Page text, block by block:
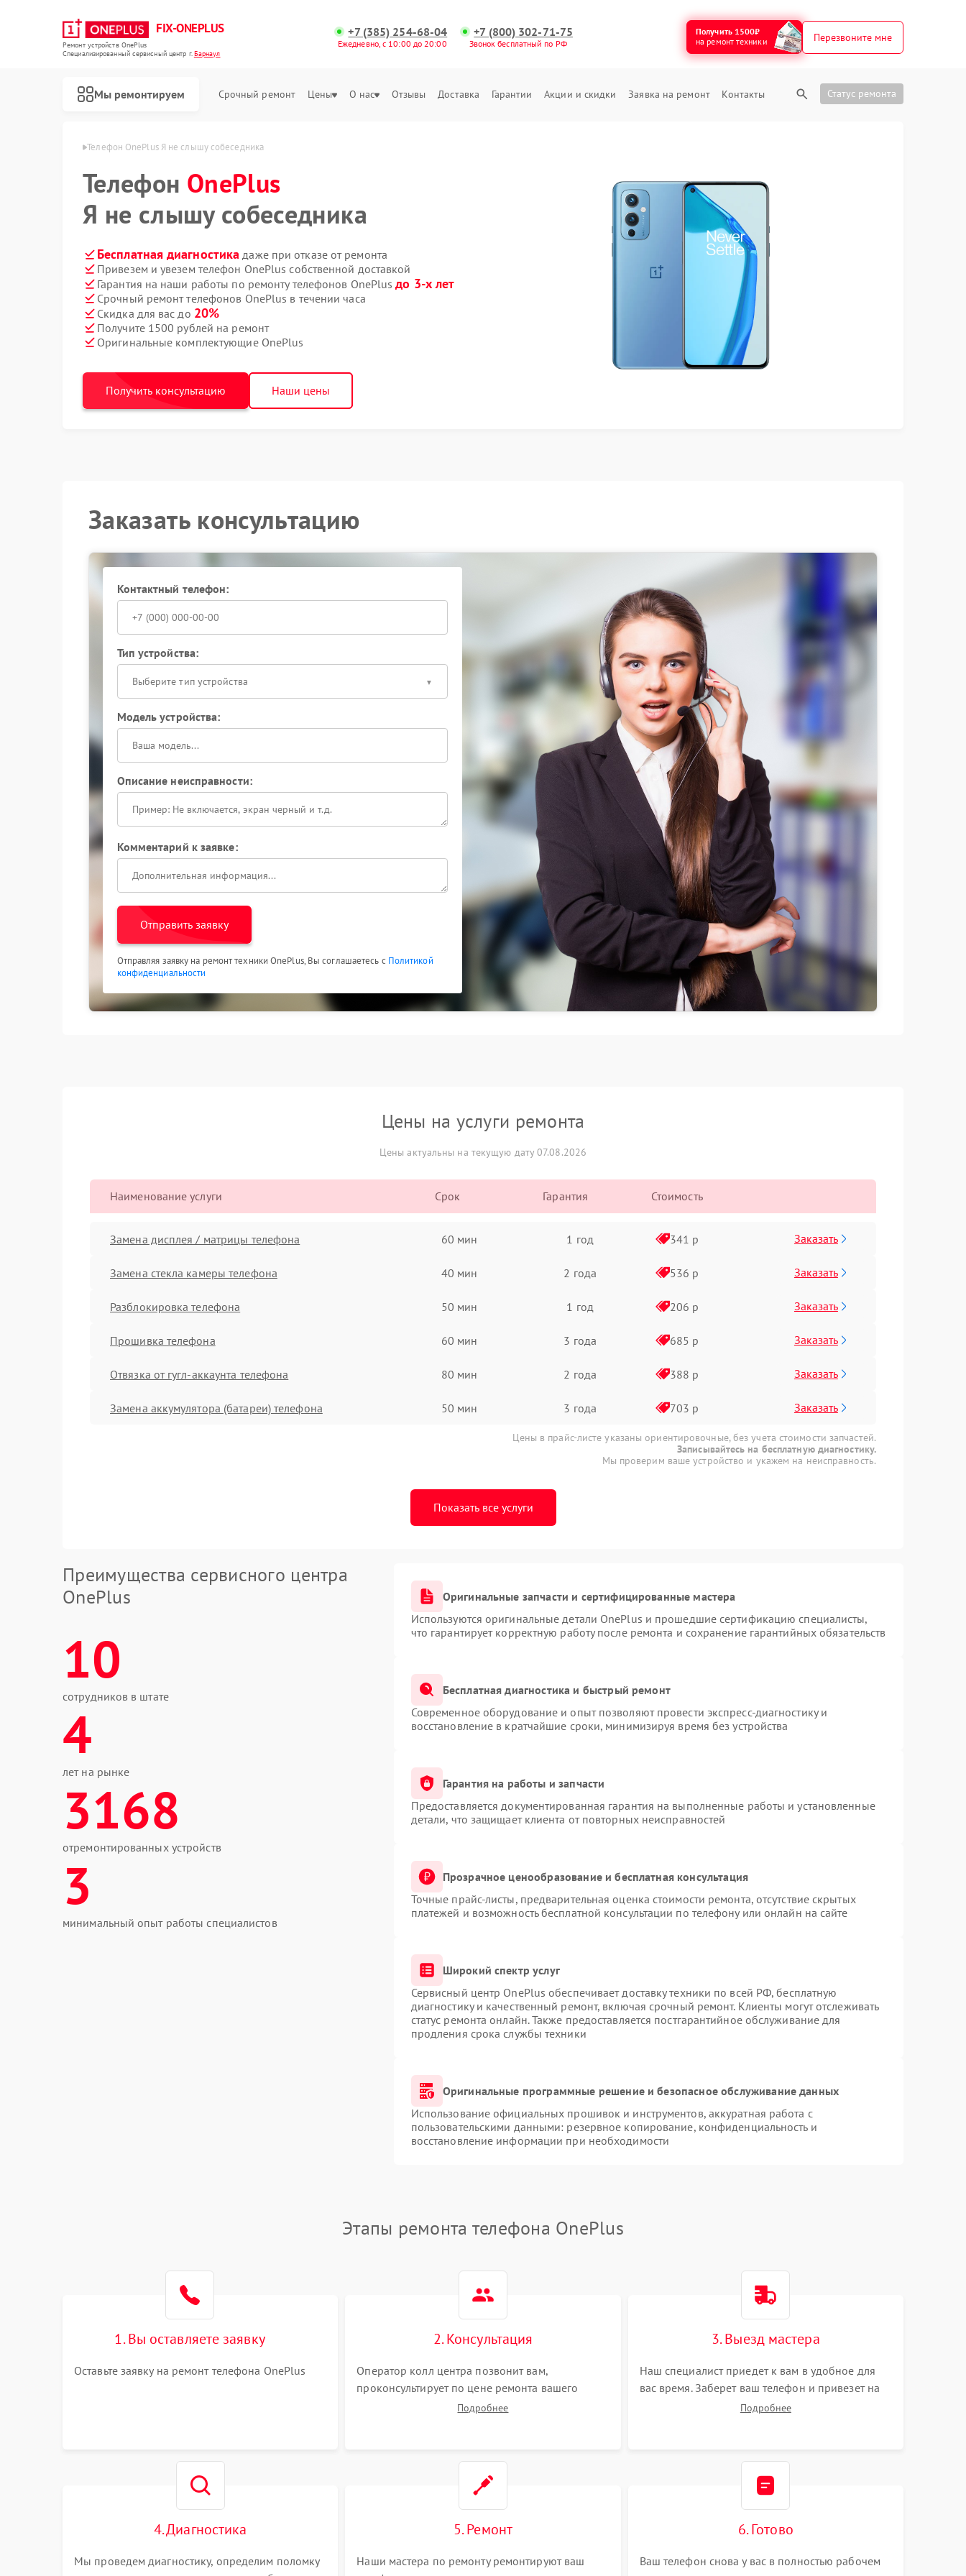
FIX-ONEPLUS
Ремонт устройств OnePlus
Специализированный cервисный центр г.Барнаул
+7 (385) 254-68-04
Ежедневно, с 10:00 до 20:00
+7 (800) 302-71-75
Звонок бесплатный по РФ
Получить 1500₽
на ремонт техники
Перезвоните мне
Мы ремонтируем Срочный ремонт Цены О нас Отзывы Доставка Гарантии Акции и скидки Заявка на ремонт Контакты Статус ремонта
в Барнауле Телефон OnePlus Я не слышу собеседника
Телефон OnePlus
Я не слышу собеседника
Бесплатная диагностика даже при отказе от ремонта
Привезем и увезем телефон OnePlus собственной доставкой
Гарантия на наши работы по ремонту телефонов OnePlusдо 3-х лет
Срочный ремонт телефонов OnePlus в течении часа
Скидка для вас до 20%
Получите 1500 рублей на ремонт
Оригинальные комплектующие OnePlus
Получить консультацию Наши цены
Заказать консультацию
Контактный телефон:
Тип устройства:
Выберите тип устройства
Модель устройства:
Описание неисправности:
Комментарий к заявке:
Отправить заявку
Отправляя заявку на ремонт техники OnePlus, Вы соглашаетесь с Политикой
конфиденциальности
Цены на услуги ремонта
Цены актуальны на текущую дату 07.08.2026
Наименование услуги Срок Гарантия Стоимость
Замена дисплея / матрицы телефона 60 мин 1 год 341 р Заказать
Замена стекла камеры телефона 40 мин 2 года 536 р Заказать
Разблокировка телефона 50 мин 1 год 206 р Заказать
Прошивка телефона 60 мин 3 года 685 р Заказать
Отвязка от гугл-аккаунта телефона 80 мин 2 года 388 р Заказать
Замена аккумулятора (батареи) телефона 50 мин 3 года 703 р Заказать
Цены в прайс-листе указаны ориентировочные, без учета стоимости запчастей.
Записывайтесь на бесплатную диагностику.
Мы проверим ваше устройство и укажем на неисправность.
Показать все услуги
Преимущества сервисного центра
OnePlus
10
сотрудников в штате
4
лет на рынке
3168
отремонтированных устройств
3
минимальный опыт работы специалистов
Оригинальные запчасти и сертифицированные мастера
Используются оригинальные детали OnePlus и прошедшие сертификацию специалисты,
что гарантирует корректную работу после ремонта и сохранение гарантийных обязательств
Бесплатная диагностика и быстрый ремонт
Современное оборудование и опыт позволяют провести экспресс-диагностику и
восстановление в кратчайшие сроки, минимизируя время без устройства
Гарантия на работы и запчасти
Предоставляется документированная гарантия на выполненные работы и установленные
детали, что защищает клиента от повторных неисправностей
Прозрачное ценообразование и бесплатная консультация
Точные прайс-листы, предварительная оценка стоимости ремонта, отсутствие скрытых
платежей и возможность бесплатной консультации по телефону или онлайн на сайте
Широкий спектр услуг
Сервисный центр OnePlus обеспечивает доставку техники по всей РФ, бесплатную
диагностику и качественный ремонт, включая срочный ремонт. Клиенты могут отслеживать
статус ремонта онлайн. Также предоставляется постгарантийное обслуживание для
продления срока службы техники
Оригинальные программные решение и безопасное обслуживание данных
Использование официальных прошивок и инструментов, аккуратная работа с
пользовательскими данными: резервное копирование, конфиденциальность и
восстановление информации при необходимости
Этапы ремонта телефона OnePlus
1. Вы оставляете заявку
Оставьте заявку на ремонт телефона OnePlus
2. Консультация
Оператор колл центра позвонит вам,
проконсультирует по цене ремонта вашего
телефона а также ответит на все ваши вопросы.
Подробнее
3. Выезд мастера
Наш специалист приедет к вам в удобное для
вас время. Заберет ваш телефон и привезет на
склад для диагностики.Подробнее
4. Диагностика
Мы проведем диагностику, определим поломку
5. Ремонт
Наши мастера по ремонту ремонтируют ваш
6. Готово
Ваш телефон снова у вас в полностью рабочем